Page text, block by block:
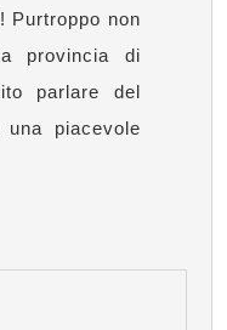
Purtroppo non
provincia di
parlare del
piacevole